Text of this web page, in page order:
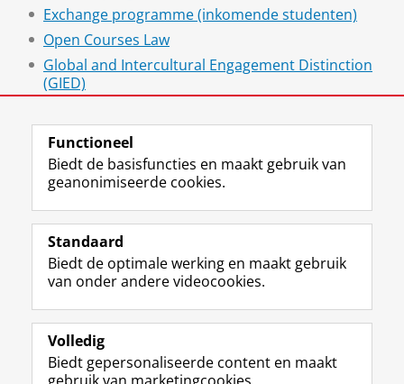
Exchange programme (inkomende studenten)
Open Courses Law
Global and Intercultural Engagement Distinction
(GIED)
Volg de RUG
F
a
e
b
o
p
a
L
i
k
e
I
-
p
R
S
-
f
e
R
I
n
t
r
m
Y
o
T
e
k
Studiekiezers
Alumni
Over ons
Functioneel
Biedt de basisfuncties en maakt gebruik van
geanonimiseerde cookies.
Standaard
Biedt de optimale werking en maakt gebruik
van onder andere videocookies.
Volledig
Biedt gepersonaliseerde content en maakt